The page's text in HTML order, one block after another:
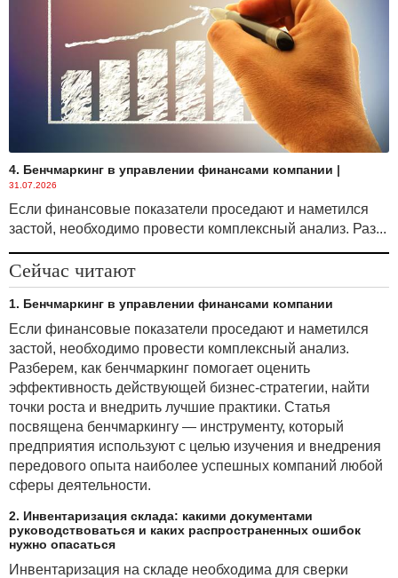
4. Бенчмаркинг в управлении финансами компании |
31.07.2026
Если финансовые показатели проседают и наметился
застой, необходимо провести комплексный анализ. Раз...
Сейчас читают
1. Бенчмаркинг в управлении финансами компании
Если финансовые показатели проседают и наметился
застой, необходимо провести комплексный анализ.
Разберем, как бенчмаркинг помогает оценить
эффективность действующей бизнес-стратегии, найти
точки роста и внедрить лучшие практики. Статья
посвящена бенчмаркингу — инструменту, который
предприятия используют с целью изучения и внедрения
передового опыта наиболее успешных компаний любой
сферы деятельности.
2. Инвентаризация склада: какими документами
руководствоваться и каких распространенных ошибок
нужно опасаться
Инвентаризация на складе необходима для сверки